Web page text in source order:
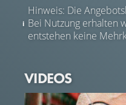
Hinweis: Die
Bei Nutzung erhalten
entstehen keine
VIDEOS